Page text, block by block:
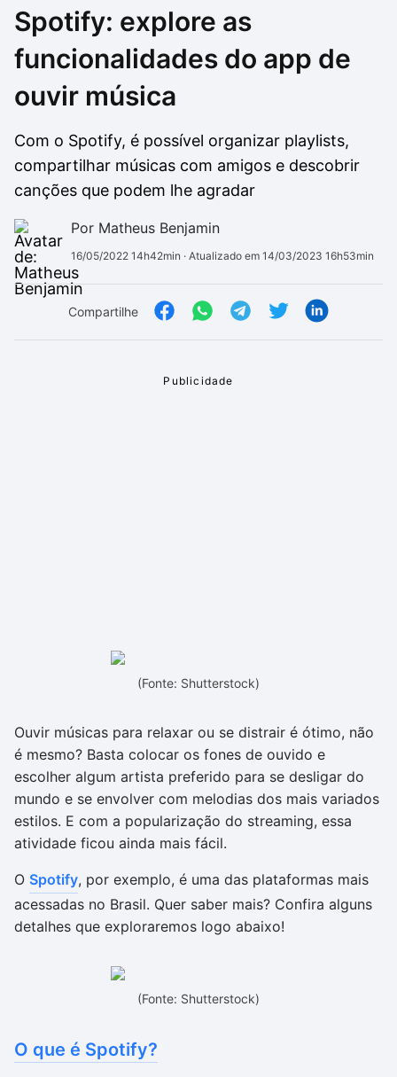
Ver mais
Ver mais
Spotify: explore as
funcionalidades do app de
ouvir música
Com o Spotify, é possível organizar playlists,
compartilhar músicas com amigos e descobrir
canções que podem lhe agradar
Por Matheus Benjamin
16/05/2022 14h42min · Atualizado em 14/03/2023 16h53min
Compartilhe
(Fonte: Shutterstock)
Ouvir músicas para relaxar ou se distrair é ótimo, não
é mesmo? Basta colocar os fones de ouvido e
escolher algum artista preferido para se desligar do
mundo e se envolver com melodias dos mais variados
estilos. E com a popularização do streaming, essa
atividade ficou ainda mais fácil.
O Spotify, por exemplo, é uma das plataformas mais
acessadas no Brasil. Quer saber mais? Confira alguns
detalhes que exploraremos logo abaixo!
(Fonte: Shutterstock)
O que é Spotify?